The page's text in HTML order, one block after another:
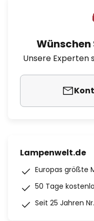
Wünschen
Unsere Experten
Lampenwelt.de
Europas größte
50 Tage
Seit 25 Jahren